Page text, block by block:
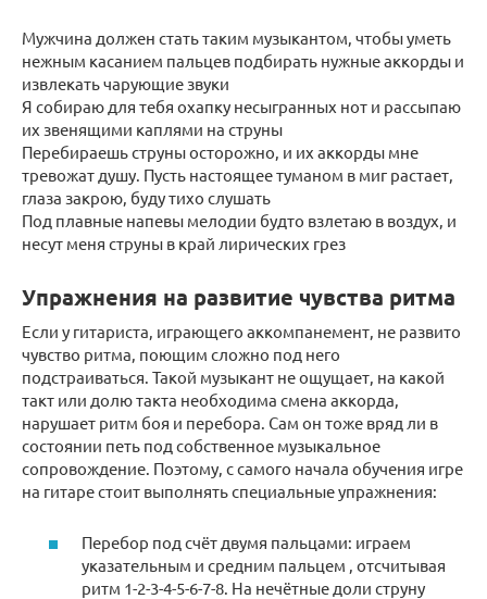
Мужчина должен стать таким музыкантом, чтобы уметь
нежным касанием пальцев подбирать нужные аккорды и
извлекать чарующие звуки
Я собираю для тебя охапку несыгранных нот и рассыпаю
их звенящими каплями на струны
Перебираешь струны осторожно, и их аккорды мне
тревожат душу. Пусть настоящее туманом в миг растает,
глаза закрою, буду тихо слушать
Под плавные напевы мелодии будто взлетаю в воздух, и
несут меня струны в край лирических грез
Упражнения на развитие чувства ритма
Если у гитариста, играющего аккомпанемент, не развито
чувство ритма, поющим сложно под него
подстраиваться. Такой музыкант не ощущает, на какой
такт или долю такта необходима смена аккорда,
нарушает ритм боя и перебора. Сам он тоже вряд ли в
состоянии петь под собственное музыкальное
сопровождение. Поэтому, с самого начала обучения игре
на гитаре стоит выполнять специальные упражнения:
Перебор под счёт двумя пальцами: играем
указательным и средним пальцем , отсчитывая
ритм 1-2-3-4-5-6-7-8. На нечётные доли струну